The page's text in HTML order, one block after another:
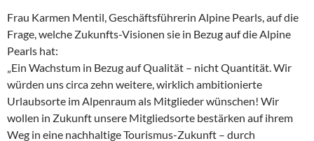
Frau Karmen Mentil, Geschäftsführerin Alpine Pearls, auf die
Frage, welche Zukunfts-Visionen sie in Bezug auf die Alpine
Pearls hat:
„Ein Wachstum in Bezug auf Qualität – nicht Quantität. Wir
würden uns circa zehn weitere, wirklich ambitionierte
Urlaubsorte im Alpenraum als Mitglieder wünschen! Wir
wollen in Zukunft unsere Mitgliedsorte bestärken auf ihrem
Weg in eine nachhaltige Tourismus-Zukunft – durch